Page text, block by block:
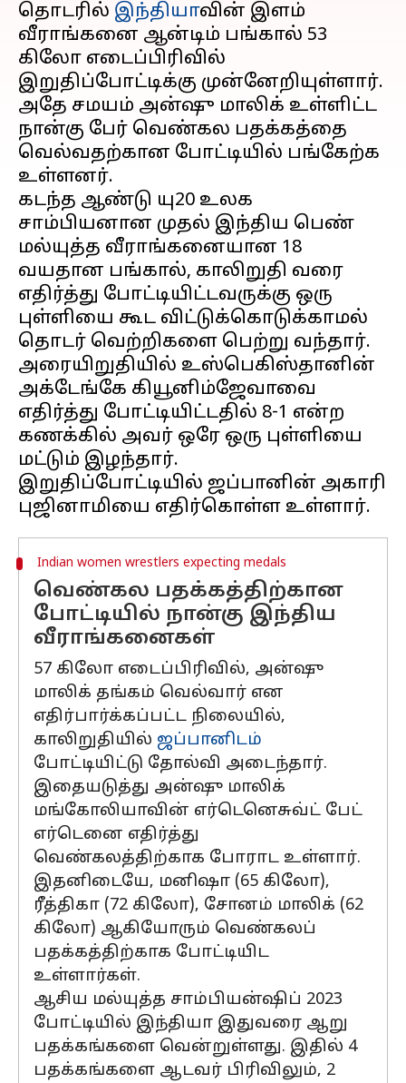
தொடரில் இந்தியாவின் இளம்
வீராங்கனை ஆன்டிம் பங்கால் 53
கிலோ எடைப்பிரிவில்
இறுதிப்போட்டிக்கு முன்னேறியுள்ளார்.
அதே சமயம் அன்ஷு மாலிக் உள்ளிட்ட
நான்கு பேர் வெண்கல பதக்கத்தை
வெல்வதற்கான போட்டியில் பங்கேற்க
உள்ளனர்.
கடந்த ஆண்டு யு20 உலக
சாம்பியனான முதல் இந்திய பெண்
மல்யுத்த வீராங்கனையான 18
வயதான பங்கால், காலிறுதி வரை
எதிர்த்து போட்டியிட்டவருக்கு ஒரு
புள்ளியை கூட விட்டுக்கொடுக்காமல்
தொடர் வெற்றிகளை பெற்று வந்தார்.
அரையிறுதியில் உஸ்பெகிஸ்தானின்
அக்டேங்கே கியூனிம்ஜேவாவை
எதிர்த்து போட்டியிட்டதில் 8-1 என்ற
கணக்கில் அவர் ஒரே ஒரு புள்ளியை
மட்டும் இழந்தார்.
இறுதிப்போட்டியில் ஜப்பானின் அகாரி
Indian women wrestlers expecting medals
வெண்கல பதக்கத்திற்கான
போட்டியில் நான்கு இந்திய
வீராங்கனைகள்
57 கிலோ எடைப்பிரிவில், அன்ஷு
மாலிக் தங்கம் வெல்வார் என
எதிர்பார்க்கப்பட்ட நிலையில்,
காலிறுதியில் ஜப்பானிடம்
போட்டியிட்டு தோல்வி அடைந்தார்.
இதையடுத்து அன்ஷு மாலிக்
மங்கோலியாவின் எர்டெனெசுவ்ட் பேட்
எர்டெனை எதிர்த்து
வெண்கலத்திற்காக போராட உள்ளார்.
இதனிடையே, மனிஷா (65 கிலோ),
ரீத்திகா (72 கிலோ), சோனம் மாலிக் (62
கிலோ) ஆகியோரும் வெண்கலப்
பதக்கத்திற்காக போட்டியிட
உள்ளார்கள்.
ஆசிய மல்யுத்த சாம்பியன்ஷிப் 2023
போட்டியில் இந்தியா இதுவரை ஆறு
பதக்கங்களை வென்றுள்ளது. இதில் 4
பதக்கங்களை ஆடவர் பிரிவிலும், 2